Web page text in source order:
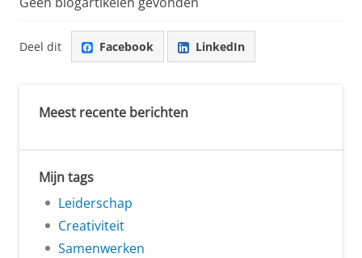
Deel dit Facebook LinkedIn
Meest recente berichten
Mijn tags
Leiderschap
Creativiteit
Samenwerken